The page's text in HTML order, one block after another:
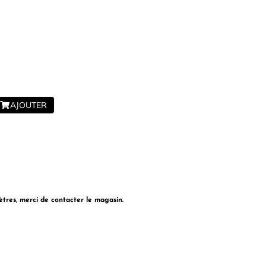
AJOUTER
merci de contacter le magasin.